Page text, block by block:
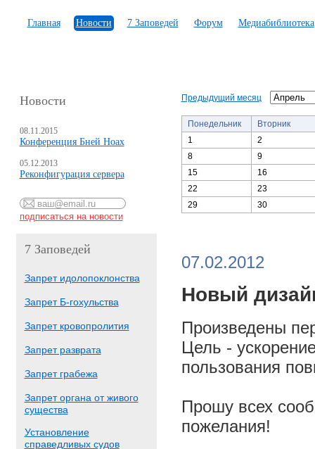
Главная Новости 7 Заповедей Форум Медиабиблиотека
Новости
08.11.2015
Конференция Бней Ноах
05.12.2013
Реконфигурация сервера
7 Заповедей
Запрет идолопоклонства
Запрет Б-гохульства
Запрет кровопролития
Запрет разврата
Запрет грабежа
Запрет органа от живого
существа
Установление
справедливых судов
Предыдущий месяц
Понедельник
Вторник
1
2
8
9
15
16
22
23
29
30
07.02.2012
Новый
Произведены
Цель -
пользования
Прошу всех
пожелания!